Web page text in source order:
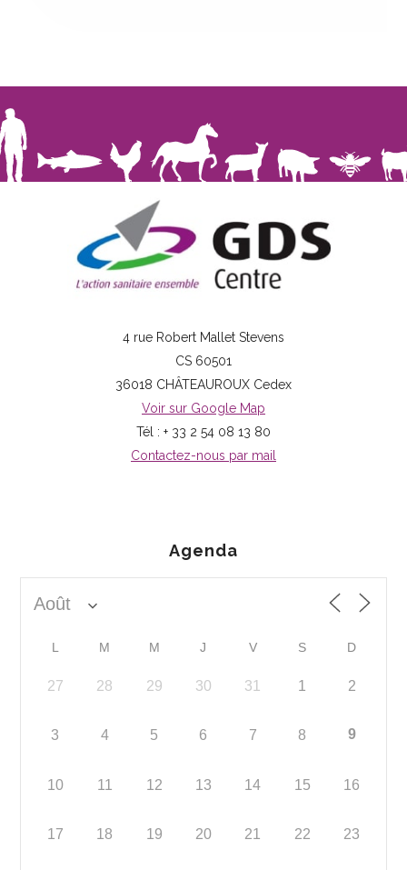
4 rue Robert Mallet Stevens
CS 60501
36018 CHÂTEAUROUX Cedex
Voir sur Google Map
Tél : + 33 2 54 08 13 80
Contactez-nous par mail
Agenda
L M M J V S D
27 28 29 30 31 1 2
3 4 5 6 7 8 9
10 11 12 13 14 15 16
17 18 19 20 21 22 23